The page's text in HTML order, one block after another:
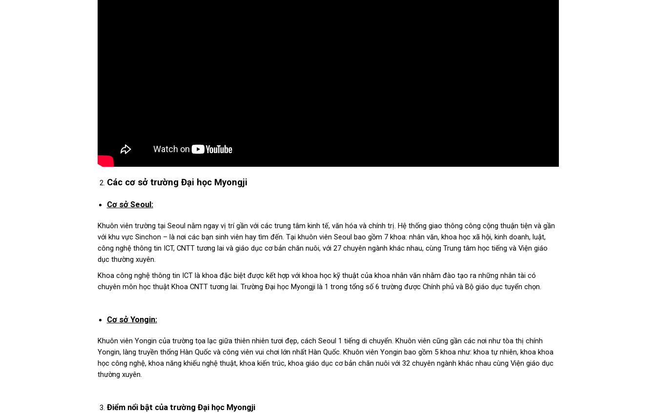
Các cơ sở trường Đại học Myongji
Cơ sở Seoul:
Khuôn viên trường tại Seoul nằm ngay vị trí gần với các trung tâm kinh tế, văn hóa và chính trị. Hệ thống giao thông công cộng thuận tiện và gần
với khu vực Sinchon – là nơi các bạn sinh viên hay tìm đến. Tại khuôn viên Seoul bao gồm 7 khoa: nhân văn, khoa học xã hội, kinh doanh, luật,
công nghệ thông tin ICT, CNTT tương lai và giáo dục cơ bản chăn nuôi, với 27 chuyên ngành khác nhau, cùng Trung tâm học tiếng và Viện giáo
dục thường xuyên.
Khoa công nghệ thông tin ICT là khoa đặc biệt được kết hợp với khoa học kỹ thuật của khoa nhân văn nhằm đào tạo ra những nhân tài có
chuyên môn học thuật Khoa CNTT tương lai. Trường Đại học Myongji là 1 trong tổng số 6 trường được Chính phủ và Bộ giáo dục tuyển chọn.
Cơ sở Yongin:
Khuôn viên Yongin của trường tọa lạc giữa thiên nhiên tươi đẹp, cách Seoul 1 tiếng di chuyển. Khuôn viên cũng gần các nơi như tòa thị chính
Yongin, làng truyền thống Hàn Quốc và công viên vui chơi lớn nhất Hàn Quốc. Khuôn viên Yongin bao gồm 5 khoa như: khoa tự nhiên, khoa khoa
học công nghệ, khoa năng khiếu nghệ thuật, khoa kiến trúc, khoa giáo dục cơ bản chăn nuôi với 32 chuyên ngành khác nhau cùng Viện giáo dục
thường xuyên.
Điểm nổi bật của trường Đại học Myongji